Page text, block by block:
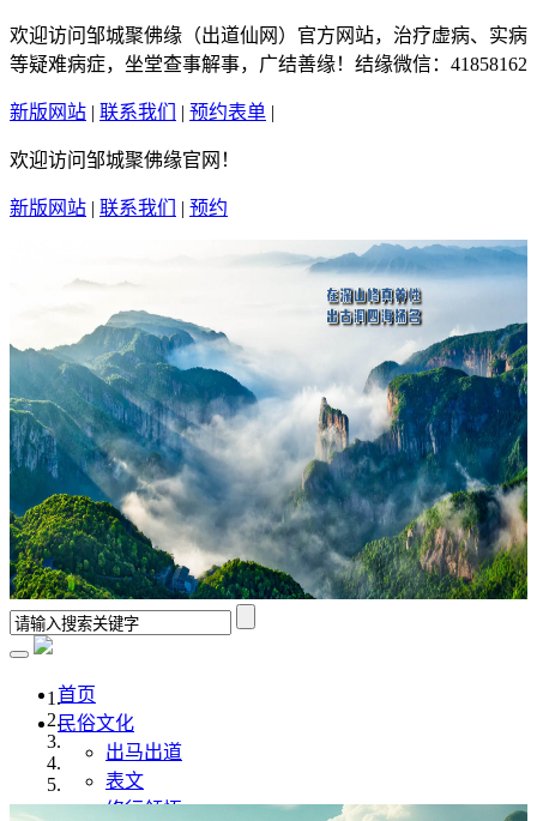
欢迎访问邹城聚佛缘（出道仙网）官方网站，治疗虚病、实病
等疑难病症，坐堂查事解事，广结善缘！结缘微信：41858162
新版网站 | 联系我们 | 预约表单 |
欢迎访问邹城聚佛缘官网！
新版网站 | 联系我们 | 预约
首页
民俗文化
出马出道
表文
修行领悟